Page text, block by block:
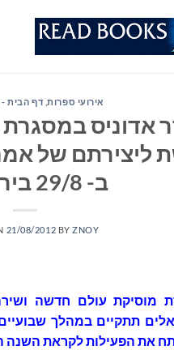
אירועי ספרות, דף הבית -
אדוניס
ליצירתם של
ב- 29/8 בירושלים
21/08/2012 BYZNOY
מוסיקת עולם חדשה
תתקיים במהלך
את הפעילות לקראת